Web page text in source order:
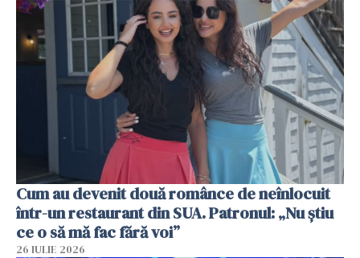
Cum au devenit două românce de neînlocuit
într-un restaurant din SUA. Patronul: „Nu știu
ce o să mă fac fără voi”
26 IULIE 2026